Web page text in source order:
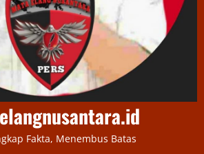
Fakta, Menembus Batas